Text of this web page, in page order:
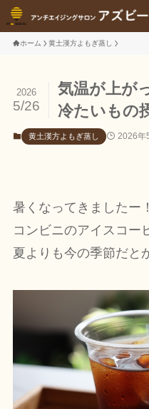
ホーム 黄土漢方よもぎ蒸し
気温が上が
冷たいもの
2026
5/26
黄土漢方よもぎ蒸し 2026年
暑くなってきましたー！
コンビニのアイスコー
夏よりも今の季節だと